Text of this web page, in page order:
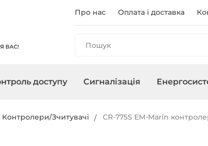
Про нас Оплата і доставка
доступу Сигналізація
Контролери/Зчитувачі
CR-775S EM-Marin